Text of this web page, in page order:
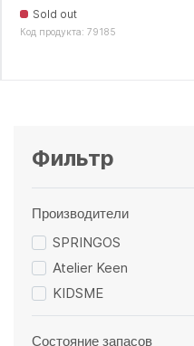
Фильтр
Производители
SPRINGOS
Atelier Keen
KIDSME
Состояние запасов
Sold out
Код продукта: 79185